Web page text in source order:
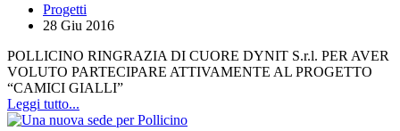
Progetti
28 Giu 2016
POLLICINO RINGRAZIA DI CUORE DYNIT S.r.l. PER AVER
VOLUTO PARTECIPARE ATTIVAMENTE AL PROGETTO
“CAMICI GIALLI”
Leggi tutto...